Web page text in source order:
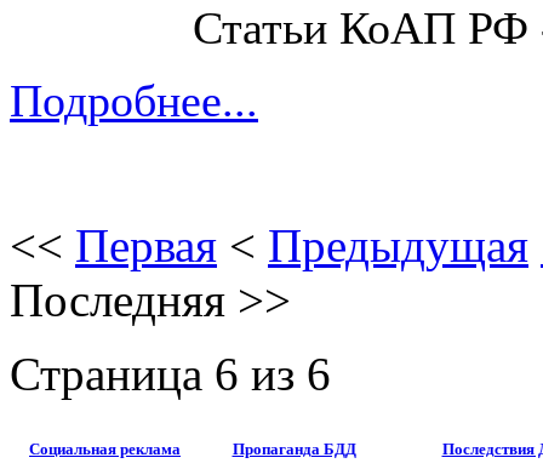
Статьи КоАП
Подробнее...
<< Первая < Предыдущая
Последняя >>
Страница 6 из 6
Социальная реклама Пропаганда БДД